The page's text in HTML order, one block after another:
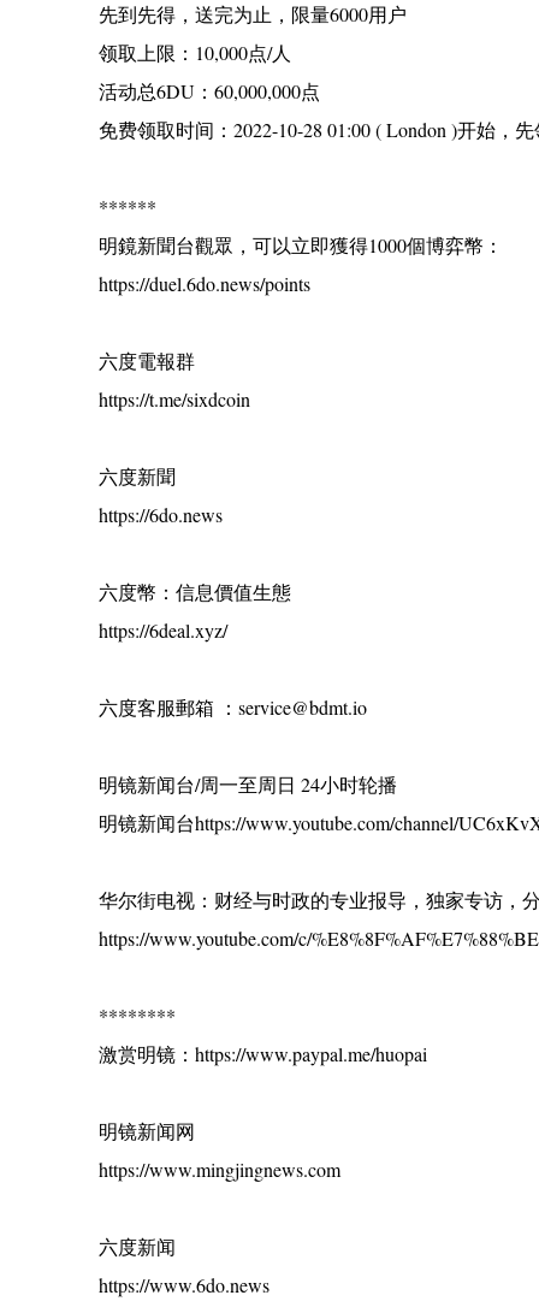
先到先得，送完为止，限量6000用户
领取上限：10,000点/人
活动总6DU：60,000,000点
免费领取时间：2022-10-28 01:00 ( London )开始，
******
明鏡新聞台觀眾，可以立即獲得1000個博弈幣：
https://duel.6do.news/points
六度電報群
https://t.me/sixdcoin
六度新聞
https://6do.news
六度幣：信息價值生態
https://6deal.xyz/
六度客服郵箱 ：service@bdmt.io
明镜新闻台/周一至周日 24小时轮播
明镜新闻台https://www.youtube.com/channel/
华尔街电视：财经与时政的专业报导，独家专访，
https://www.youtube.com/c/
********
激赏明镜：https://www.paypal.me/huopai
明镜新闻网
https://www.mingjingnews.com
六度新闻
https://www.6do.news